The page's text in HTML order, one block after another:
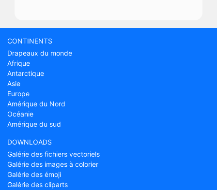
CONTINENTS
Drapeaux du monde
Afrique
Antarctique
Asie
Europe
Amérique du Nord
Océanie
Amérique du sud
DOWNLOADS
Galérie des fichiers vectoriels
Galérie des images à colorier
Galérie des émoji
Galérie des cliparts